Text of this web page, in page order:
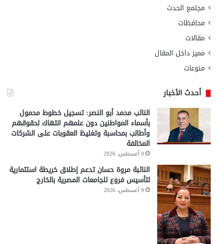
مجتمع الحدث
محافظات
مقالات
مميز داخل المقال
منوعات
أحدث الأخبار
النائب محمد أبو النصر: تسجيل خطوط محمول
بأسماء المواطنين دون علمهم انتهاك لحقوقهم
وأطالب بمحاسبة وتغليظ العقوبات على الشركات
المخالفة
9 أغسطس، 2026
النائبة مروة حسان تدعم إطلاق خريطة استثمارية
لتأسيس فروع للجامعات المصرية بالخارج
9 أغسطس، 2026